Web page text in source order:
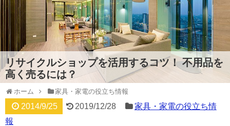
リサイクルショップを活用するコツ！ 不用品を
高く売るには？
ホーム 家具・家電の役立ち情報
2014/9/25 2019/12/28
家具・家電の役立ち情
報